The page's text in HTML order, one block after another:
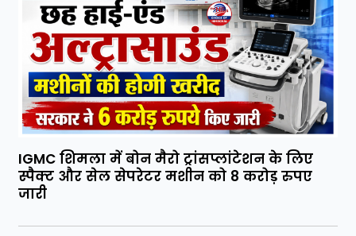
IGMC शिमला में बोन मैरो ट्रांसप्लांटेशन के लिए
स्पैक्ट और सेल सेपरेटर मशीन को 8 करोड़ रुपए
जारी